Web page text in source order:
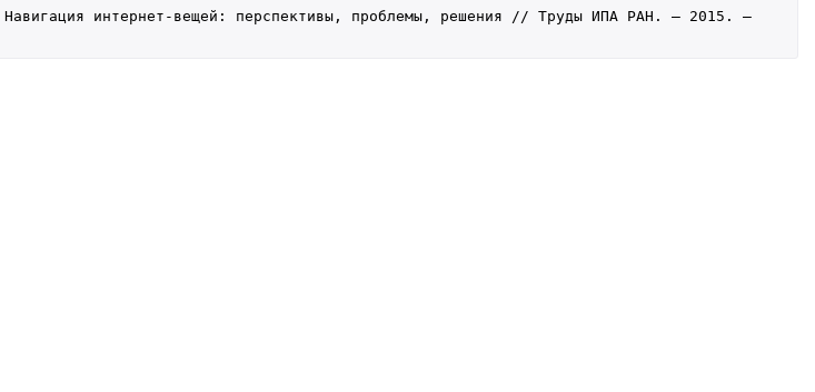
интернет-вещей: перспективы, проблемы, решения // Труды ИПА РАН. — 2015. —